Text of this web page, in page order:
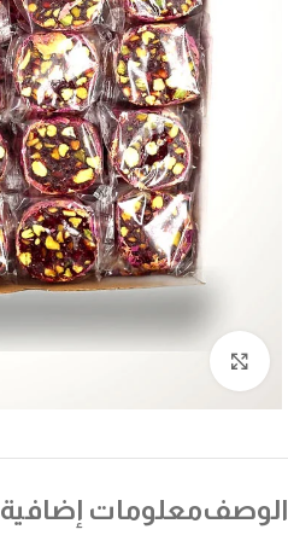
الوصفمعلومات إضافية